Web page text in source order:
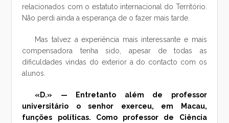
relacionados com o estatuto internacional do Território.
Não perdi ainda a esperança de o fazer mais tarde.
Mas talvez a experiência mais interessante e mais
compensadora tenha sido, apesar de todas as
dificuldades vindas do exterior a do contacto com os
alunos.
«D.» — Entretanto além de professor
universitário o senhor exerceu, em Macau,
funções políticas. Como professor de Ciência